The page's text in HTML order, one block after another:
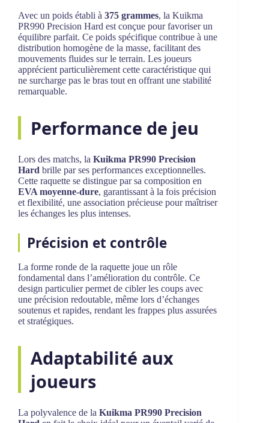
Avec un poids établi à 375 grammes, la Kuikma
PR990 Precision Hard est conçue pour favoriser un
équilibre parfait. Ce poids spécifique contribue à une
distribution homogène de la masse, facilitant des
mouvements fluides sur le terrain. Les joueurs
apprécient particulièrement cette caractéristique qui
ne surcharge pas le bras tout en offrant une stabilité
remarquable.
Performance de jeu
Lors des matchs, la Kuikma PR990 Precision
Hard brille par ses performances exceptionnelles.
Cette raquette se distingue par sa composition en
EVA moyenne-dure, garantissant à la fois précision
et flexibilité, une association précieuse pour maîtriser
les échanges les plus intenses.
Précision et contrôle
La forme ronde de la raquette joue un rôle
fondamental dans l’amélioration du contrôle. Ce
design particulier permet de cibler les coups avec
une précision redoutable, même lors d’échanges
soutenus et rapides, rendant les frappes plus assurées
et stratégiques.
Adaptabilité aux
joueurs
La polyvalence de la Kuikma PR990 Precision